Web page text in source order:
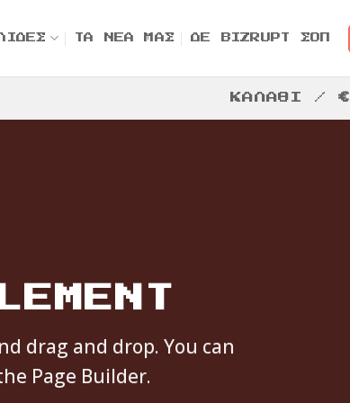
ΤΑ ΝΕΑ ΜΑΣ ΔΕ BIZRUPT ΣΟΠ
ΚΑΛΆΘΙ /€
drag and drop. You can
Page Builder.